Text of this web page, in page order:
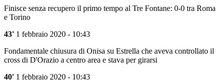
Finisce senza recupero il primo tempo al Tre Fontane: 0-0 tra Roma
e Torino
43' 1 febbraio 2020 - 10:43
Fondamentale chiusura di Onisa su Estrella che aveva controllato il
cross di D'Orazio a centro area e stava per girarsi
40' 1 febbraio 2020 - 10:43